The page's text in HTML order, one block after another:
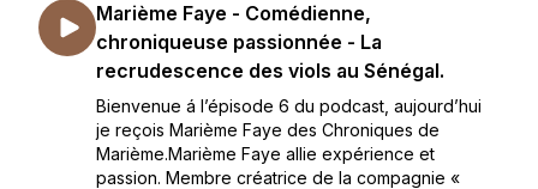
Marième Faye - Comédienne,
chroniqueuse passionnée - La
recrudescence des viols au Sénégal.
Bienvenue á l’épisode 6 du podcast, aujourd’hui
je reçois Marième Faye des Chroniques de
Marième.Marième Faye allie expérience et
passion. Membre créatrice de la compagnie «